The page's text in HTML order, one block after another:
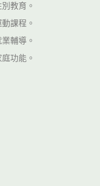
教育。
課程。
輔導。
功能。